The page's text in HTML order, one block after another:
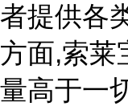
者提供各
方面,索莱
量高于一